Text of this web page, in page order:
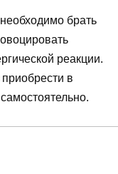
брать
реакции.
в